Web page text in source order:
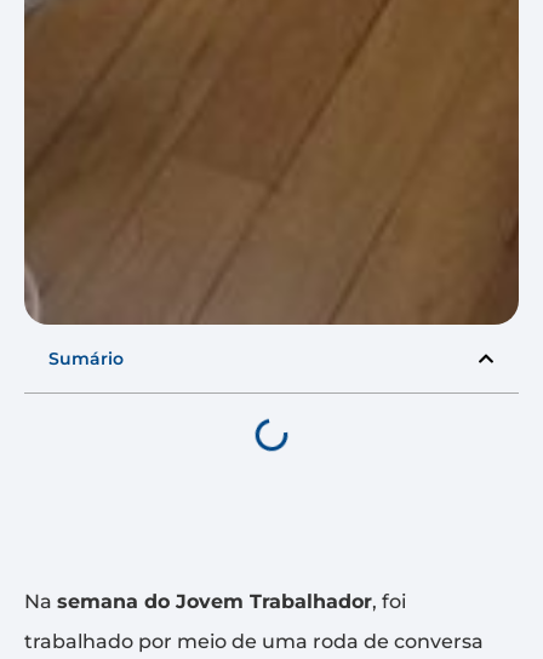
Sumário
Na semana do Jovem Trabalhador, foi
trabalhado por meio de uma roda de conversa